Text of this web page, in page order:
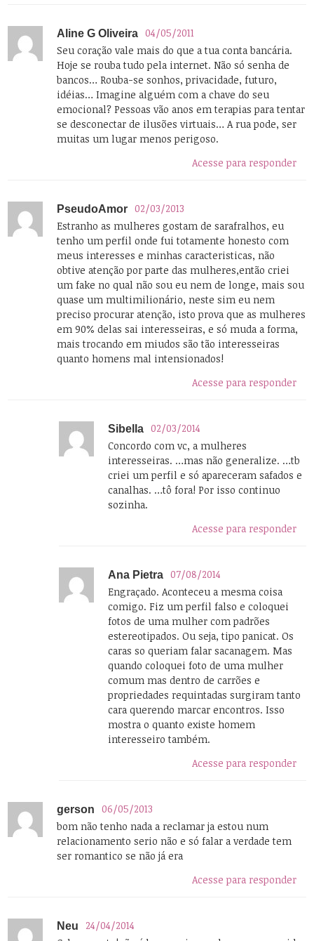
Aline G Oliveira
04/05/2011
Seu coração vale mais do que a tua conta bancária.
Hoje se rouba tudo pela internet. Não só senha de
bancos… Rouba-se sonhos, privacidade, futuro,
idéias… Imagine alguém com a chave do seu
emocional? Pessoas vão anos em terapias para tentar
se desconectar de ilusões virtuais… A rua pode, ser
muitas um lugar menos perigoso.
Acesse para responder
PseudoAmor
02/03/2013
Estranho as mulheres gostam de sarafralhos, eu
tenho um perfil onde fui totamente honesto com
meus interesses e minhas caracteristicas, não
obtive atenção por parte das mulheres,então criei
um fake no qual não sou eu nem de longe, mais sou
quase um multimilionário, neste sim eu nem
preciso procurar atenção, isto prova que as mulheres
em 90% delas sai interesseiras, e só muda a forma,
mais trocando em miudos são tão interesseiras
quanto homens mal intensionados!
Acesse para responder
Sibella
02/03/2014
Concordo com vc, a mulheres
interesseiras. …mas não generalize. …tb
criei um perfil e só apareceram safados e
canalhas. …tô fora! Por isso continuo
sozinha.
Acesse para responder
Ana Pietra
07/08/2014
Engraçado. Aconteceu a mesma coisa
comigo. Fiz um perfil falso e coloquei
fotos de uma mulher com padrões
estereotipados. Ou seja, tipo panicat. Os
caras so queriam falar sacanagem. Mas
quando coloquei foto de uma mulher
comum mas dentro de carrões e
propriedades requintadas surgiram tanto
cara querendo marcar encontros. Isso
mostra o quanto existe homem
interesseiro também.
Acesse para responder
gerson
06/05/2013
bom não tenho nada a reclamar ja estou num
relacionamento serio não e só falar a verdade tem
ser romantico se não já era
Acesse para responder
Neu
24/04/2014